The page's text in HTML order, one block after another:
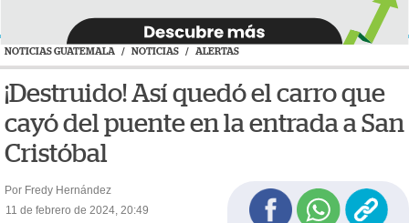
NOTICIAS GUATEMALA / NOTICIAS / ALERTAS
¡Destruido! Así quedó el carro que
cayó del puente en la entrada a San
Cristóbal
Por Fredy Hernández
11 de febrero de 2024, 20:49